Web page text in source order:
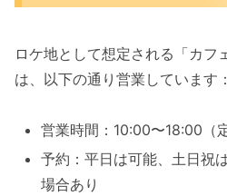
ロケ地として想定される「カフ
は、以下の通り営業しています：
営業時間：10:00〜18:00（
予約：平日は可能、土日祝
場合あり